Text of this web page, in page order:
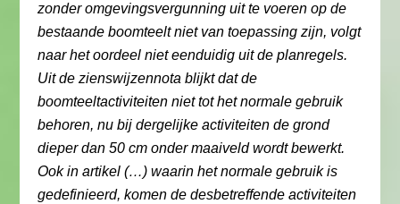
zonder omgevingsvergunning uit te voeren op de
bestaande boomteelt niet van toepassing zijn, volgt
naar het oordeel niet eenduidig uit de planregels.
Uit de zienswijzennota blijkt dat de
boomteeltactiviteiten niet tot het normale gebruik
behoren, nu bij dergelijke activiteiten de grond
dieper dan 50 cm onder maaiveld wordt bewerkt.
Ook in artikel (…) waarin het normale gebruik is
gedefinieerd, komen de desbetreffende activiteiten